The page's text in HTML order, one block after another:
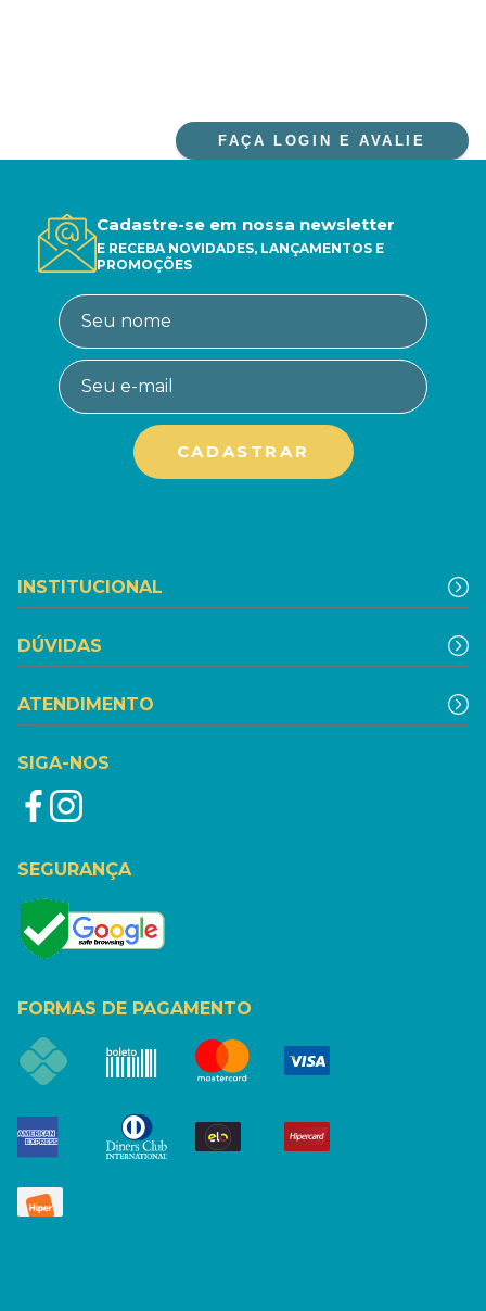
FAÇA LOGIN E AVALIE
Cadastre-se em nossa newsletter
E RECEBA NOVIDADES, LANÇAMENTOS E
PROMOÇÕES
INSTITUCIONAL
DÚVIDAS
ATENDIMENTO
SIGA-NOS
SEGURANÇA
FORMAS DE PAGAMENTO